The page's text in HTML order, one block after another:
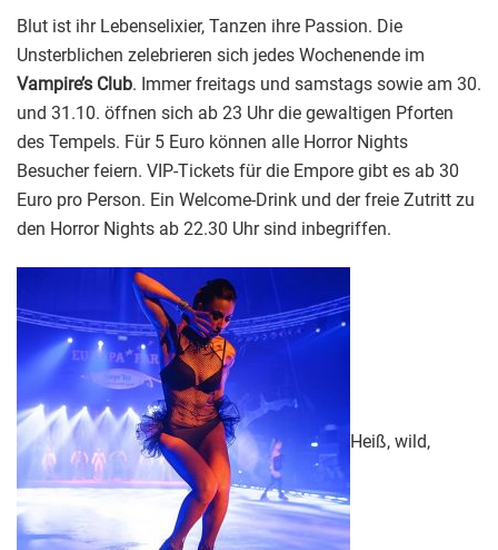
Blut ist ihr Lebenselixier, Tanzen ihre Passion. Die
Unsterblichen zelebrieren sich jedes Wochenende im
Vampire’s Club. Immer freitags und samstags sowie am 30.
und 31.10. öffnen sich ab 23 Uhr die gewaltigen Pforten
des Tempels. Für 5 Euro können alle Horror Nights
Besucher feiern. VIP-Tickets für die Empore gibt es ab 30
Euro pro Person. Ein Welcome-Drink und der freie Zutritt zu
den Horror Nights ab 22.30 Uhr sind inbegriffen.
Heiß, wild,